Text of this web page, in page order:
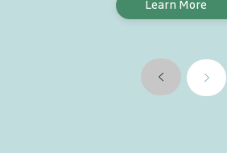
Learn More